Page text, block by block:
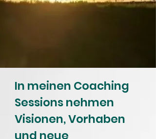
In meinen Coaching
Sessions nehmen
Visionen, Vorhaben
und neue